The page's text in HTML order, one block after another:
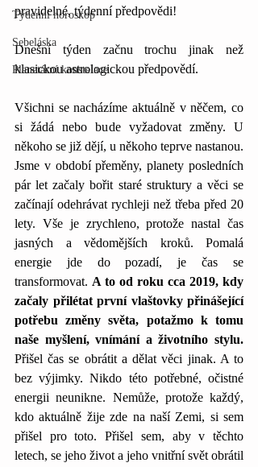
Týdenní horoskop
Sebeláska
Planetární konstelace
pravidelné, týdenní předpovědi!
Dnešní týden začnu trochu jinak než
klasickou astrologickou předpovědí.
Všichni se nacházíme aktuálně v něčem, co
si žádá nebo bude vyžadovat změny. U
někoho se již dějí, u někoho teprve nastanou.
Jsme v období přeměny, planety posledních
pár let začaly bořit staré struktury a věci se
začínají odehrávat rychleji než třeba před 20
lety. Vše je zrychleno, protože nastal čas
jasných a vědomějších kroků. Pomalá
energie jde do pozadí, je čas se
transformovat. A to od roku cca 2019, kdy
začaly přilétat první vlaštovky přinášející
potřebu změny světa, potažmo k tomu
naše myšlení, vnímání a životního stylu.
Přišel čas se obrátit a dělat věci jinak. A to
bez výjimky. Nikdo této potřebné, očistné
energii neunikne. Nemůže, protože každý,
kdo aktuálně žije zde na naší Zemi, si sem
přišel pro toto. Přišel sem, aby v těchto
letech, se jeho život a jeho vnitřní svět obrátil